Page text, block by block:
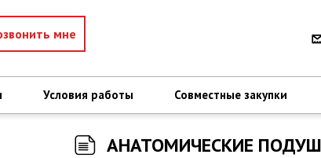
мне
Условия работы Совместные закупки
АНАТОМИЧЕСКИЕ